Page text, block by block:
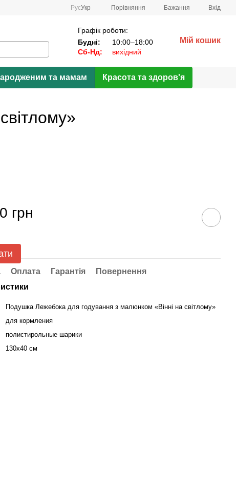
РусУкр Порівняння Бажання Вхід
Графік роботи:
Будні:
10:00–18:00
Сб-Нд:
вихідний
Мій кошик
та мамам Красота та здоров'я
грн
Оплата Гарантія
Повернення
Подушка Лежебока для годування з малюнком «Вінні на світлому»
для кормления
полистирольные шарики
130х40 см